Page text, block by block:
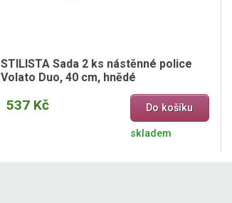
STILISTA Sada 2 ks nástěnné police
Volato Duo, 40 cm, hnědé
537 Kč Do košíku
skladem